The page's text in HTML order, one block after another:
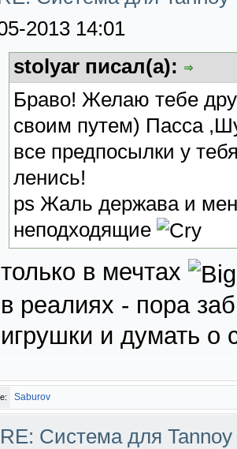
2013 14:01
stolyar писал(а):
Браво! Желаю тебе
своим путем) Пасса
все предпосылки у
ленись!
ps Жаль держава и
неподходящие
только в мечтах
в реалиях - пора
игрушки и думать о
Saburov
RE: Система для